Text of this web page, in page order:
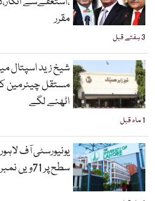
3 ہفتے قبل
مقرر
1 ماہ قبل
شیخ زید اسپتال
مستقل چیئرمین
اٹھنے لگے
یونیورسٹی آف
سطح پر 71ویں نمبر پر، نئی تاریخ رقم